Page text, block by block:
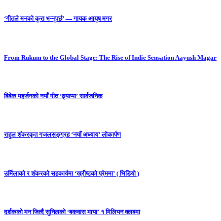
‘गीतले मनको कुरा भन्नुपर्छ’ — गायक आयुष मगर
From Rukum to the Global Stage: The Rise of Indie Sensation Aayush Magar
बिबेक महर्जनको नयाँ गीत ‘ढ्याप्पा’ सार्वजनिक
राहुल शंकरकृत गजलसङ्ग्रह ‘नयाँ अध्याय’ लोकार्पण
उर्मिलाको र शंकरको सहकार्यमा ‘ख्रीष्टको प्रेममा’ ( भिडियो )
दर्शकको मन जित्दै सुनिलको ‘बकवास माया’ १ मिलियन क्लबमा